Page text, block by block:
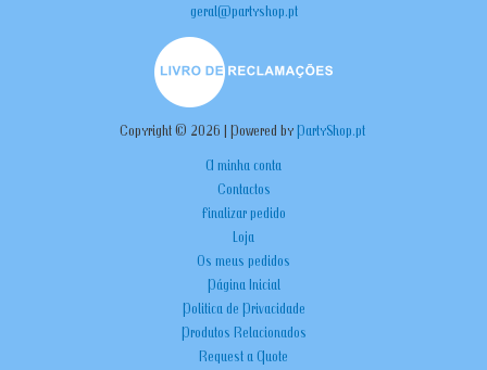
geral@partyshop.pt
Copyright © 2026 | Powered by PartyShop.pt
A minha conta
Contactos
Finalizar pedido
Loja
Os meus pedidos
Página Inicial
Politica de Privacidade
Produtos Relacionados
Request a Quote